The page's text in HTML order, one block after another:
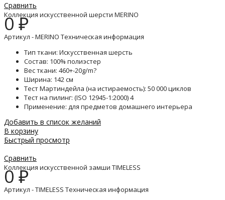
Сравнить
Коллекция искусственной шерсти MERINO
0₽
Артикул - MERINO Техническая информация
Тип ткани: Искусственная шерсть
Состав: 100% полиэстер
Вес ткани: 460+-20g/m?
Ширина: 142 см
Тест Мартиндейла (на истираемость): 50 000 циклов
Тест на пилинг: (ISO 12945-1:2000) 4
Применение: для предметов домашнего интерьера
Добавить в список желаний
В корзину
Быстрый просмотр
Сравнить
Коллекция искусственной замши TIMELESS
0₽
Артикул - TIMELESS Техническая информация